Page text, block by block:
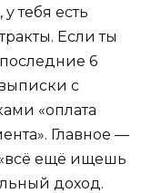
тебя есть
Если ты
6
с
«оплата
Главное —
ещё ищешь
доход.